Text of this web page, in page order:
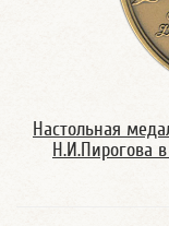
Настольная
Н.И.Пирогова